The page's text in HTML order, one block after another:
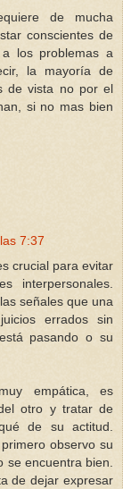
de mucha
conscientes de
los problemas a
la mayoría de
de vista no por el
si no mas bien
7:37
crucial para evitar
interpersonales.
señales que una
errados sin
pasando o su
empática, es
otro y tratar de
de su actitud.
observo su
se encuentra bien.
de dejar expresar